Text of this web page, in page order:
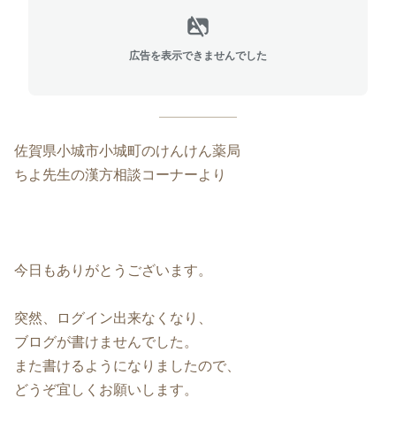
広告を表示できませんでした
佐賀県小城市小城町のけんけん薬局
ちよ先生の漢方相談コーナーより
今日もありがとうございます。
突然、ログイン出来なくなり、
ブログが書けませんでした。
また書けるようになりましたので、
どうぞ宜しくお願いします。